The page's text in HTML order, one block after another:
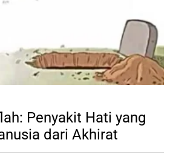
Penyakit Hati yang
dari Akhirat